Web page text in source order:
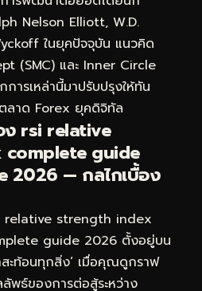
Nelson Elliott, W.D.
ในยุคปัจจุบัน แนวคิด
(SMC) และ Inner Circle
ารเหล่านี้มาปรับปรุงให้ทัน
ตลาด Forex ยุคดิจิทัล
ง rsi relative
guide
2026 — กลไกเบื้อง
relative strength index
guide 2026 ตั้งอยู่บน
ะท้อนทุกสิ่ง’ เมื่อคุณดูกราฟ
พธ์ของการต่อสู้ระหว่าง